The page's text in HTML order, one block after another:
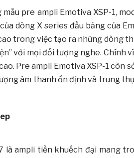
pre ampli Emotiva XSP-1,
dòng X series đầu bảng của
trong việc tạo ra những dòng
với mọi đối tượng nghe. Chính
Pre ampli Emotiva XSP-1 còn
âm thanh ổn định và trung
là ampli tiền khuếch đại mang